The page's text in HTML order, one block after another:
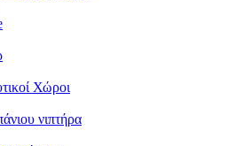
Χώροι
νιπτήρα